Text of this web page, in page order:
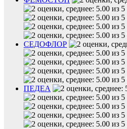
СЕДОФЛОР
ПЕДЕА